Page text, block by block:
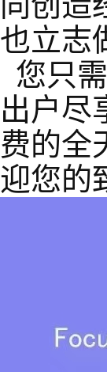
也立志
您只
出户尽
费的全
迎您的